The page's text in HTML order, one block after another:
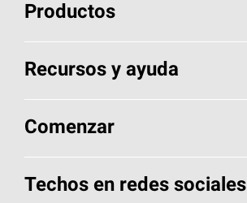
Productos
Elija sus tejas
Encuentre un contratista
Componentes para techos
Recursos y ayuda
Aspectos básicos sobre techos
Herramientas de diseño y color
Comenzar
Llame al 1-800-GET-PINK®
Techos en redes sociales